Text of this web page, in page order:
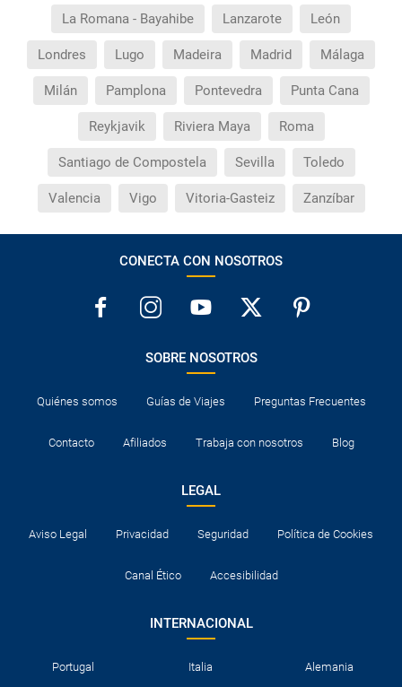
La Romana - Bayahibe Lanzarote León
Londres Lugo Madeira Madrid Málaga
Milán Pamplona Pontevedra Punta Cana
Reykjavik Riviera Maya Roma
Santiago de Compostela Sevilla Toledo
Valencia Vigo Vitoria-Gasteiz Zanzíbar
CONECTA CON NOSOTROS
SOBRE NOSOTROS
Quiénes somos Guías de Viajes Preguntas Frecuentes
Contacto Afiliados Trabaja con nosotros Blog
LEGAL
Aviso Legal Privacidad Seguridad Política de Cookies
Canal Ético Accesibilidad
INTERNACIONAL
Portugal Italia Alemania